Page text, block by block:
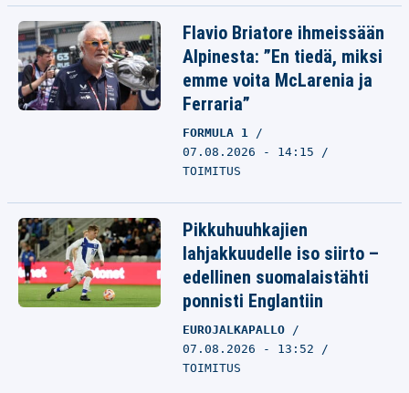
Flavio Briatore ihmeissään
Alpinesta: ”En tiedä, miksi
emme voita McLarenia ja
Ferraria”
FORMULA 1
07.08.2026 - 14:15
TOIMITUS
Pikkuhuuhkajien
lahjakkuudelle iso siirto –
edellinen suomalaistähti
ponnisti Englantiin
EUROJALKAPALLO
07.08.2026 - 13:52
TOIMITUS